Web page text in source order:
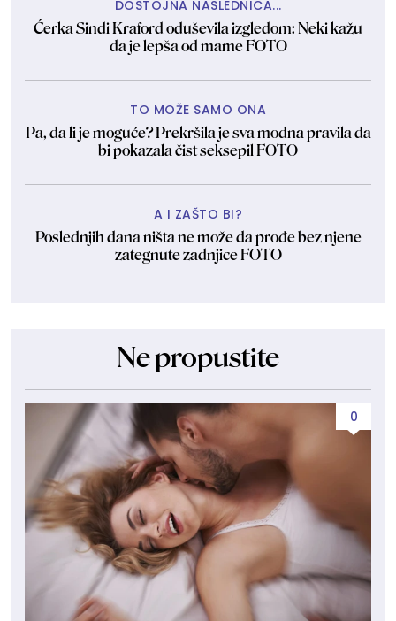
DOSTOJNA NASLEDNICA...
Ćerka Sindi Kraford oduševila izgledom: Neki kažu
da je lepša od mame FOTO
TO MOŽE SAMO ONA
Pa, da li je moguće? Prekršila je sva modna pravila da
bi pokazala čist seksepil FOTO
A I ZAŠTO BI?
Poslednjih dana ništa ne može da prođe bez njene
zategnute zadnjice FOTO
Ne propustite
0